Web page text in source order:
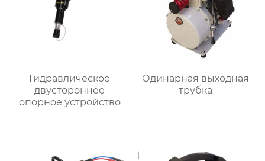
Гидравлическое
двустороннее
опорное устройство
Одинарная выходная
трубка